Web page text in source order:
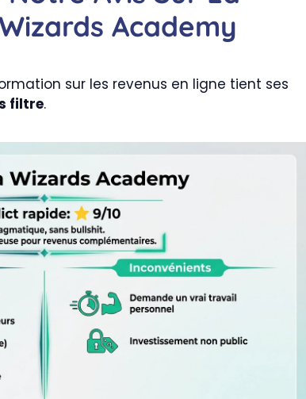
Academy
sur les revenus en ligne tient ses
filtre.